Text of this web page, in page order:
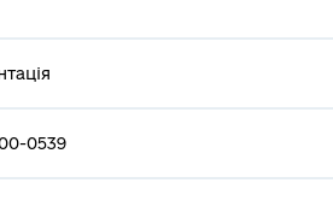
0539